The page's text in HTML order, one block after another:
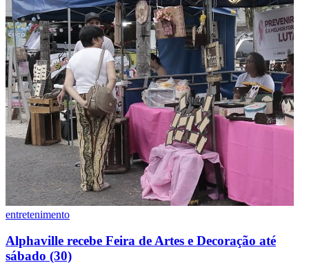
Ceará
entretenimento
Alphaville recebe Feira de Artes e Decoração até
sábado (30)